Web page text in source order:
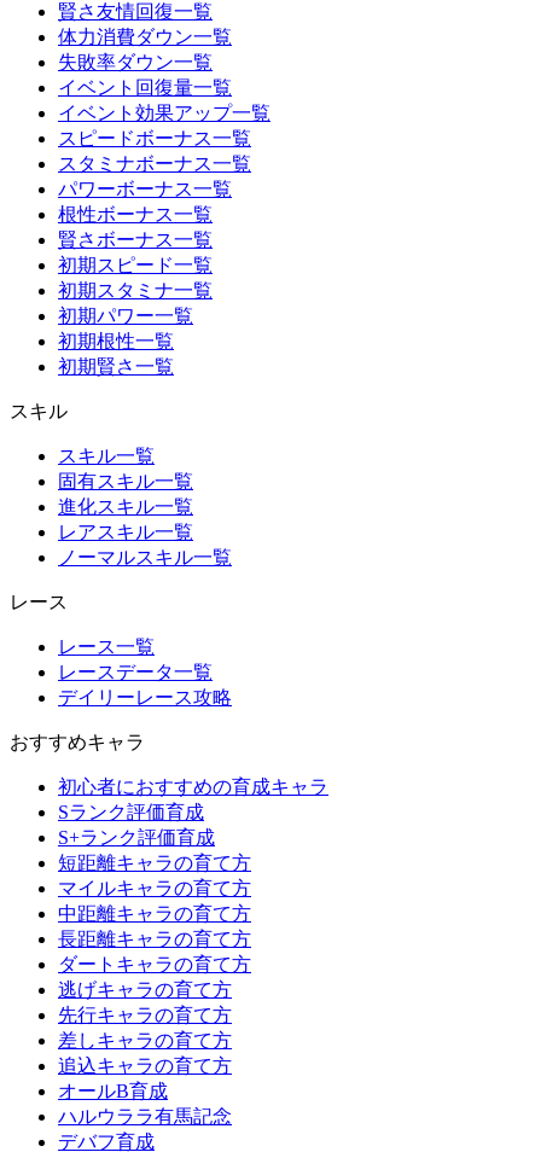
賢さ友情回復一覧
体力消費ダウン一覧
失敗率ダウン一覧
イベント回復量一覧
イベント効果アップ一覧
スピードボーナス一覧
スタミナボーナス一覧
パワーボーナス一覧
根性ボーナス一覧
賢さボーナス一覧
初期スピード一覧
初期スタミナ一覧
初期パワー一覧
初期根性一覧
初期賢さ一覧
スキル
スキル一覧
固有スキル一覧
進化スキル一覧
レアスキル一覧
ノーマルスキル一覧
レース
レース一覧
レースデータ一覧
デイリーレース攻略
おすすめキャラ
初心者におすすめの育成キャラ
Sランク評価育成
S+ランク評価育成
短距離キャラの育て方
マイルキャラの育て方
中距離キャラの育て方
長距離キャラの育て方
ダートキャラの育て方
逃げキャラの育て方
先行キャラの育て方
差しキャラの育て方
追込キャラの育て方
オールB育成
ハルウララ有馬記念
デバフ育成